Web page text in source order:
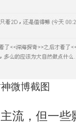
微博截图
，但一些